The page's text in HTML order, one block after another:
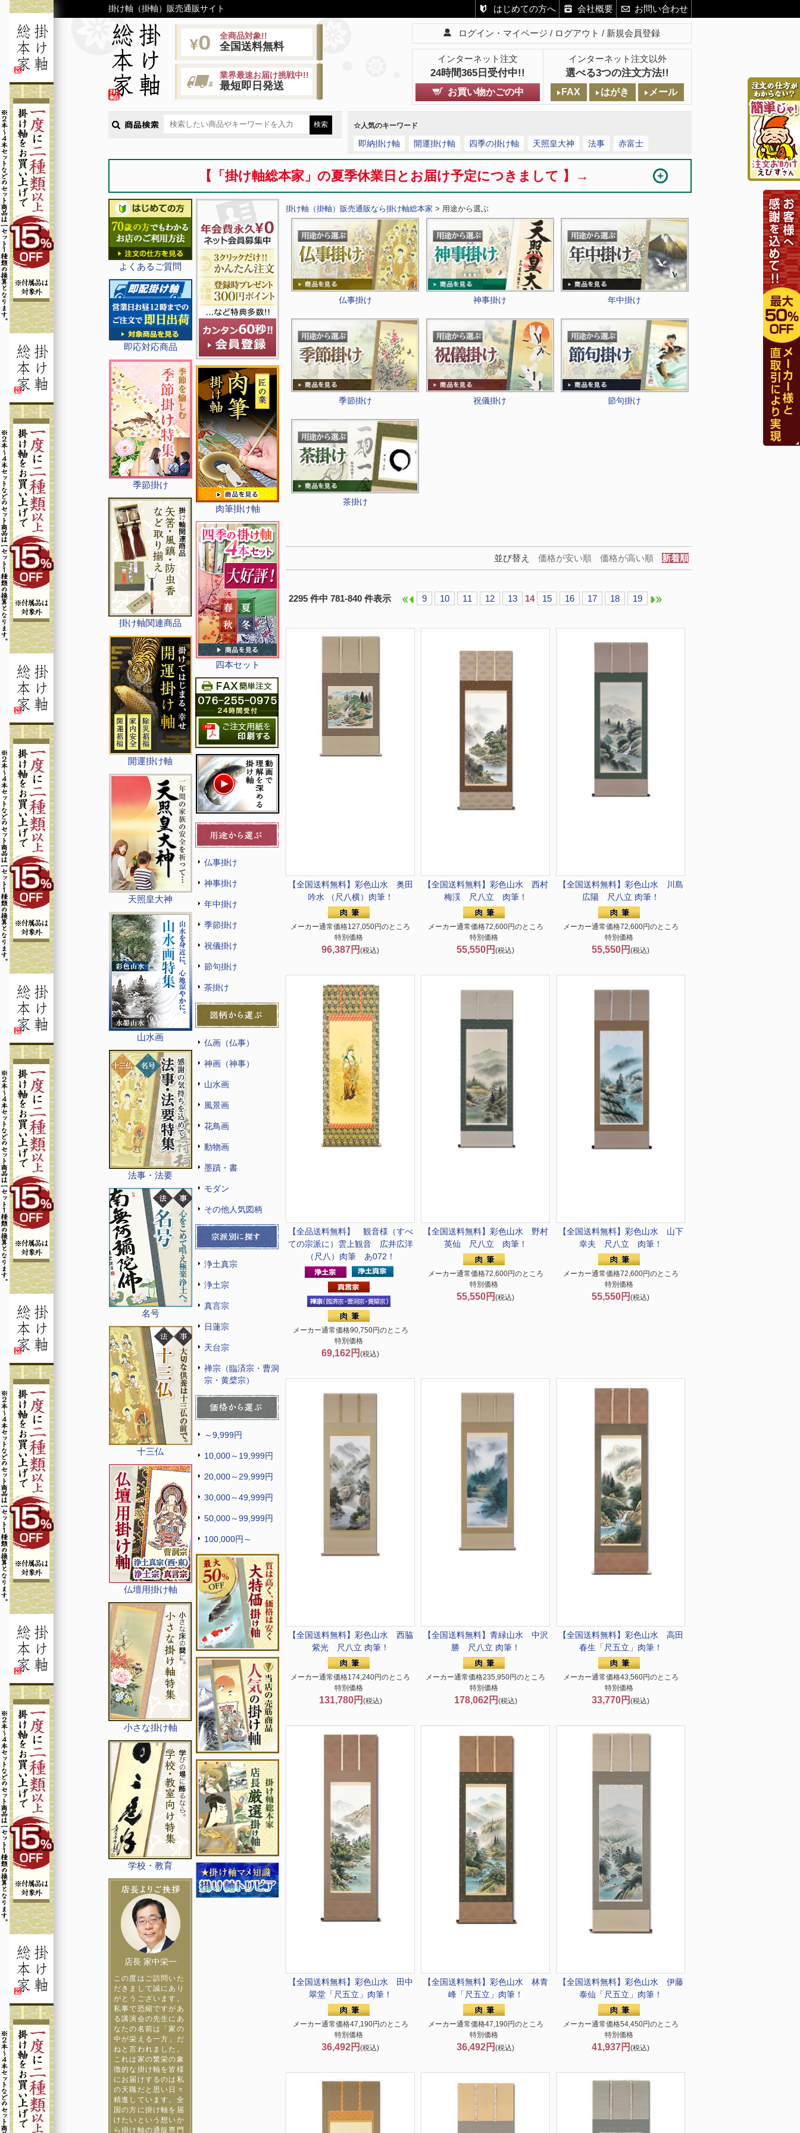
掛け軸（掛軸）販売通販サイト はじめての方へ 会社概要 お問い合わせ
全商品対象!!
全国送料無料
業界最速お届け挑戦中!!
最短即日発送
ログイン・マイページ ログアウト 新規会員登録
インターネット注文
24時間365日受付中!!
インターネット注文以外
選べる3つの注文方法!!
お買い物かごの中 FAX はがき メール
☆人気のキーワード
即納掛け軸 開運掛け軸 四季の掛け軸 天照皇大神 法事 赤富士
【「掛け軸総本家」の夏季休業日とお届け予定につきまして 】→
よくあるご質問
即応対応商品
季節掛け
掛け軸関連商品
開運掛け軸
天照皇大神
山水画
法事・法要
名号
十三仏
仏壇用掛け軸
小さな掛け軸
学校・教育
店長 家中栄一
この度はご訪問いた
だきまして誠にあり
がとうございます。
私事で恐縮ですがあ
る講演会の先生にあ
なたの名前は「家の
中が栄える一方」だ
ねと言われました。
これは家の繁栄の象
徴的な掛け軸を皆様
にお届けするのは私
の天職だと思い日々
精進しています。全
国の方に掛け軸を届
けたいという想いか
ら掛け軸の通販専門
肉筆掛け軸
四本セット
仏事掛け
神事掛け
年中掛け
季節掛け
祝儀掛け
節句掛け
茶掛け
仏画（仏事）
神画（神事）
山水画
風景画
花鳥画
動物画
墨蹟・書
モダン
その他人気図柄
浄土真宗
浄土宗
真言宗
日蓮宗
天台宗
禅宗（臨済宗・曹洞
宗・黄檗宗）
～9,999円
10,000～19,999円
20,000～29,999円
30,000～49,999円
50,000～99,999円
100,000円～
掛け軸（掛軸）販売通販なら掛け軸総本家 > 用途から選ぶ
仏事掛け 神事掛け 年中掛け
季節掛け 祝儀掛け 節句掛け
茶掛け
並び替え 価格が安い順 価格が高い順 新着順
2295 件中 781-840 件表示 9 10 11 12 13 14 15 16 17 18 19
【全国送料無料】 彩色山水 奥田
吟水 （尺八横）肉筆！
メーカー通常価格127,050円のところ
特別価格
96,387円 (税込)
【全国送料無料】 彩色山水 西村
梅渓 尺八立 肉筆！
メーカー通常価格72,600円のところ
特別価格
55,550円 (税込)
【全国送料無料】 彩色山水 川島
広陽 尺八立 肉筆！
メーカー通常価格72,600円のところ
特別価格
55,550円 (税込)
【全品送料無料】 観音様（すべ
ての宗派に） 雲上観音 広井広洋
（尺八）肉筆 あ072！
メーカー通常価格90,750円のところ
特別価格
69,162円 (税込)
【全国送料無料】 彩色山水 野村
英仙 尺八立 肉筆！
メーカー通常価格72,600円のところ
特別価格
55,550円 (税込)
【全国送料無料】 彩色山水 山下
幸夫 尺八立 肉筆！
メーカー通常価格72,600円のところ
特別価格
55,550円 (税込)
【全国送料無料】 彩色山水 西脇
紫光 尺八立 肉筆！
メーカー通常価格174,240円のところ
特別価格
131,780円 (税込)
【全国送料無料】 青緑山水 中沢
勝 尺八立 肉筆！
メーカー通常価格235,950円のところ
特別価格
178,062円 (税込)
【全国送料無料】 彩色山水 高田
春生「尺五立」肉筆！
メーカー通常価格43,560円のところ
特別価格
33,770円 (税込)
【全国送料無料】 彩色山水 田中
翠堂「尺五立」肉筆！
メーカー通常価格47,190円のところ
特別価格
36,492円 (税込)
【全国送料無料】 彩色山水 林青
峰「尺五立」肉筆！
メーカー通常価格47,190円のところ
特別価格
36,492円 (税込)
【全国送料無料】 彩色山水 伊藤
泰仙「尺五立」肉筆！
メーカー通常価格54,450円のところ
特別価格
41,937円 (税込)